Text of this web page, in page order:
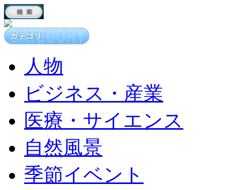
人物
ビジネス・産業
医療・サイエンス
自然風景
季節イベント